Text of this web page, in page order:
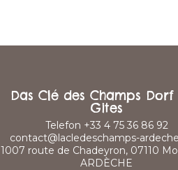
Das Clé des Champs
Gites
Telefon +33 4 75 36 86 92
contact@lacledeschamps-
1007 route de Chadeyron, 07110
ARDÈCHE